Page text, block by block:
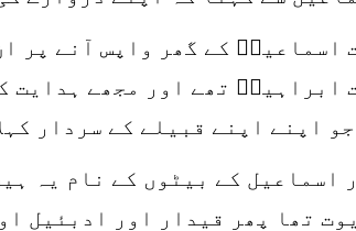
اسماعیلؑ کے گھر واپس آنے پر
ابراہیمؑ تھے اور مجھے ہدایت
اپنے اپنے قبیلے کے سردار
اسماعیل کے بیٹوں کے نام یہ
تھا پھر قیدار اور ادبئیل